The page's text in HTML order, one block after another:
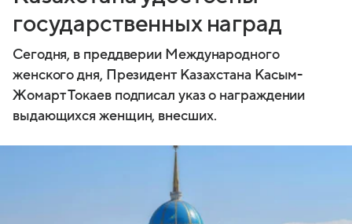
государственных наград
Сегодня, в преддверии Международного
женского дня, Президент Казахстана Касым-
Жомарт Токаев подписал указ о награждении
выдающихся женщин, внесших.